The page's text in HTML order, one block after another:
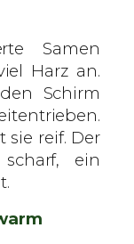
Samen
Harz an.
Schirm
sie reif. Der
ein